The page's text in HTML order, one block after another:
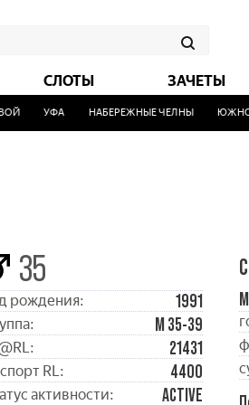
СЛОТЫ ЗАЧЕТЫ
УФА НАБЕРЕЖНЫЕ ЧЕЛНЫ ЮЖНО-
35
рождения: 1991
М 35-39
21431
RL: 4400
активности: ACTIVE